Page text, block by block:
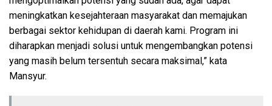
meningkatkan kesejahteraan masyarakat dan memajukan
berbagai sektor kehidupan di daerah kami. Program ini
diharapkan menjadi solusi untuk mengembangkan potensi
yang masih belum tersentuh secara maksimal,” kata
Mansyur.